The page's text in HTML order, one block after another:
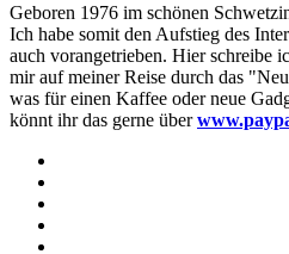
Geboren 1976 im schönen
Ich habe somit den Aufstieg des
auch vorangetrieben. Hier schreibe
mir auf meiner Reise durch das
was für einen Kaffee oder neue
könnt ihr das gerne über